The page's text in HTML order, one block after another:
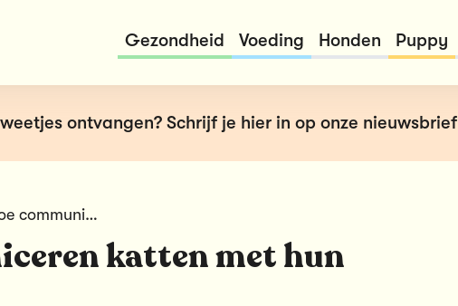
Gezondheid Voeding Honden Puppy
ontvangen? Schrijf je hier in op onze nieuwsbrief
Hoe communiceren katten met hun snorharen?
katten met hun